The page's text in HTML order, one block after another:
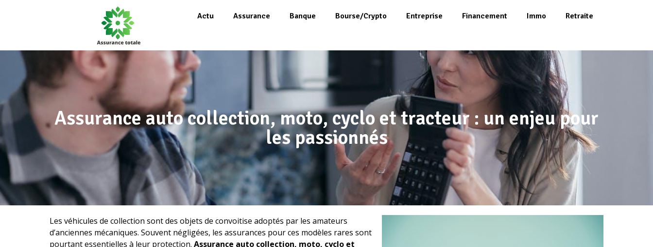
Actu Assurance Banque Bourse/Crypto Entreprise Financement Immo Retraite
Assurance auto collection, moto, cyclo et tracteur : un enjeu pour
les passionnés
Les véhicules de collection sont des objets de convoitise adoptés par les amateurs
d’anciennes mécaniques. Souvent négligées, les assurances pour ces modèles rares sont
pourtant essentielles à leur protection. Assurance auto collection, moto, cyclo et